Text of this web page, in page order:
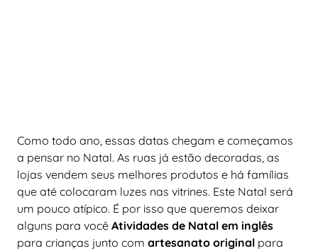
Como todo ano, essas datas chegam e começamos
a pensar no Natal. As ruas já estão decoradas, as
lojas vendem seus melhores produtos e há famílias
que até colocaram luzes nas vitrines. Este Natal será
um pouco atípico. É por isso que queremos deixar
alguns para você Atividades de Natal em inglês
para crianças junto com artesanato original para